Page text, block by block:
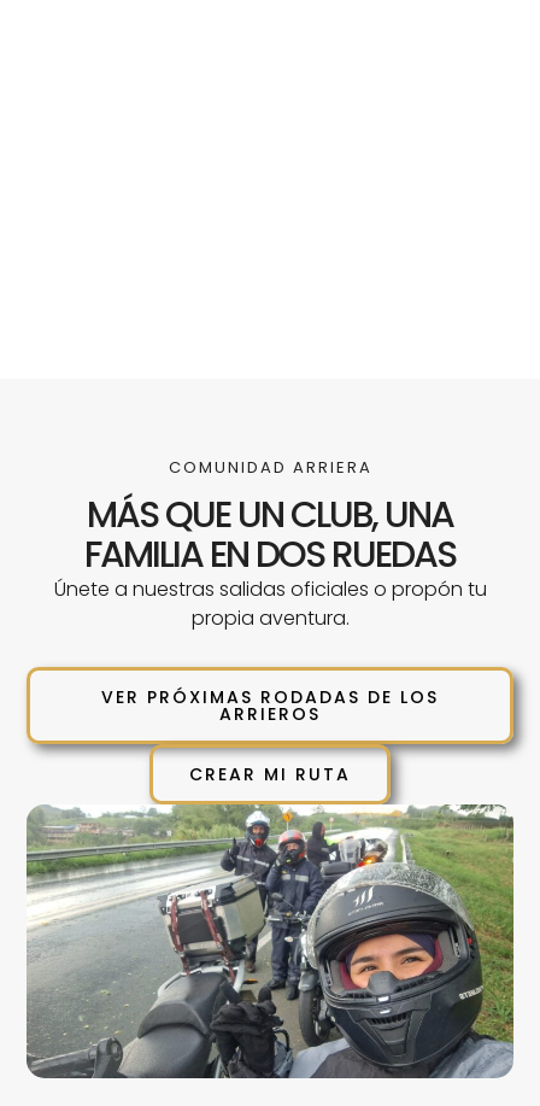
COMUNIDAD ARRIERA
MÁS QUE UN CLUB, UNA
FAMILIA EN DOS RUEDAS
Únete a nuestras salidas oficiales o propón tu
propia aventura.
VER PRÓXIMAS RODADAS DE LOS
ARRIEROS
CREAR MI RUTA